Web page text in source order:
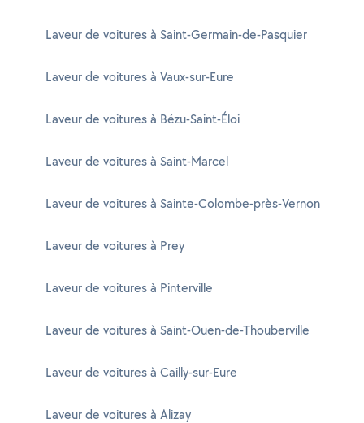
Laveur de voitures à Saint-Germain-de-Pasquier
Laveur de voitures à Vaux-sur-Eure
Laveur de voitures à Bézu-Saint-Éloi
Laveur de voitures à Saint-Marcel
Laveur de voitures à Sainte-Colombe-près-Vernon
Laveur de voitures à Prey
Laveur de voitures à Pinterville
Laveur de voitures à Saint-Ouen-de-Thouberville
Laveur de voitures à Cailly-sur-Eure
Laveur de voitures à Alizay